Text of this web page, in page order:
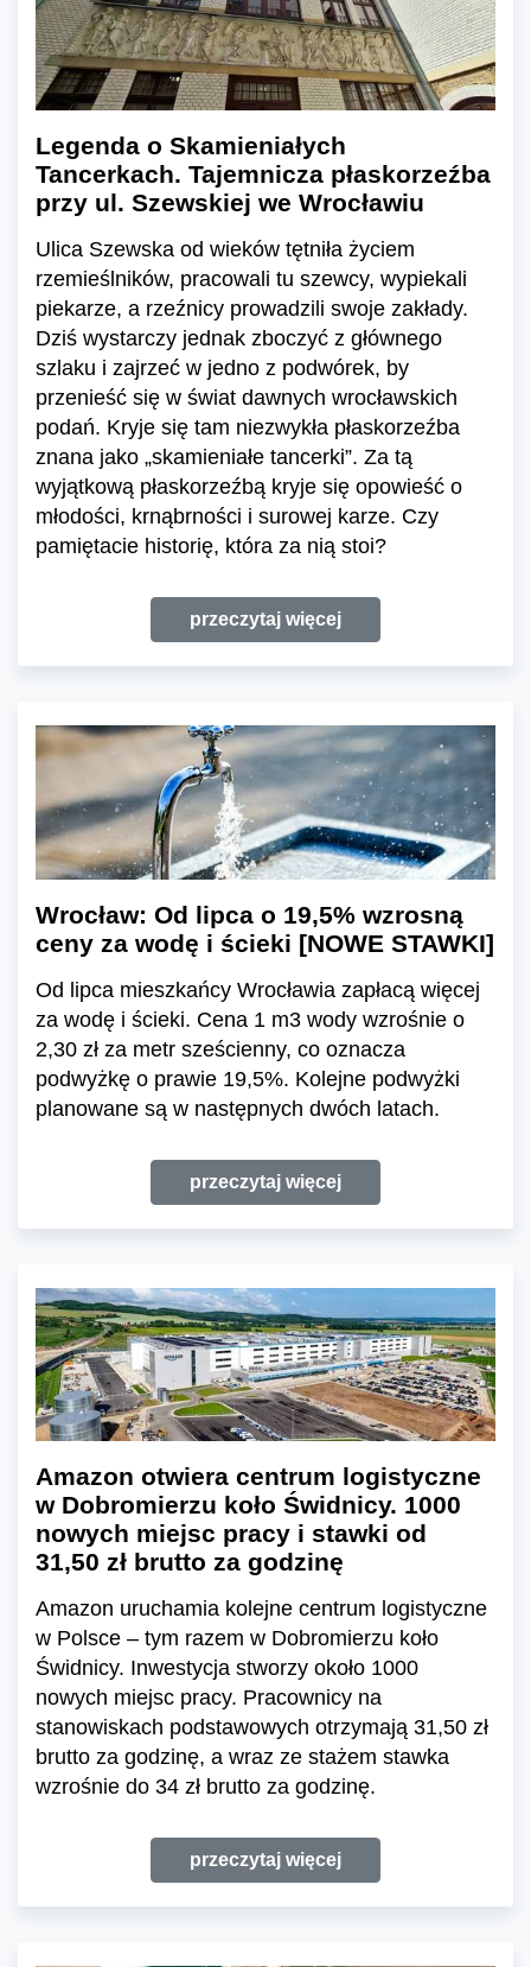
Legenda o Skamieniałych
Tancerkach. Tajemnicza płaskorzeźba
przy ul. Szewskiej we Wrocławiu
Ulica Szewska od wieków tętniła życiem
rzemieślników, pracowali tu szewcy, wypiekali
piekarze, a rzeźnicy prowadzili swoje zakłady.
Dziś wystarczy jednak zboczyć z głównego
szlaku i zajrzeć w jedno z podwórek, by
przenieść się w świat dawnych wrocławskich
podań. Kryje się tam niezwykła płaskorzeźba
znana jako „skamieniałe tancerki”. Za tą
wyjątkową płaskorzeźbą kryje się opowieść o
młodości, krnąbrności i surowej karze. Czy
pamiętacie historię, która za nią stoi?
przeczytaj więcej
Wrocław: Od lipca o 19,5% wzrosną
ceny za wodę i ścieki [NOWE STAWKI]
Od lipca mieszkańcy Wrocławia zapłacą więcej
za wodę i ścieki. Cena 1 m3 wody wzrośnie o
2,30 zł za metr sześcienny, co oznacza
podwyżkę o prawie 19,5%. Kolejne podwyżki
planowane są w następnych dwóch latach.
przeczytaj więcej
Amazon otwiera centrum logistyczne
w Dobromierzu koło Świdnicy. 1000
nowych miejsc pracy i stawki od
31,50 zł brutto za godzinę
Amazon uruchamia kolejne centrum logistyczne
w Polsce – tym razem w Dobromierzu koło
Świdnicy. Inwestycja stworzy około 1000
nowych miejsc pracy. Pracownicy na
stanowiskach podstawowych otrzymają 31,50 zł
brutto za godzinę, a wraz ze stażem stawka
wzrośnie do 34 zł brutto za godzinę.
przeczytaj więcej